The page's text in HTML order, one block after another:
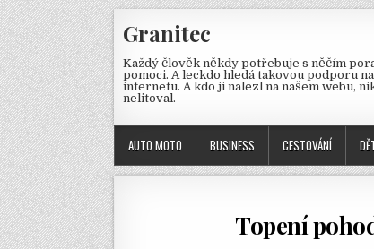
Skip
to
content
Granitec
Každý člověk někdy potřebuje s něčím
pomoci. A leckdo hledá takovou podporu na
internetu. A kdo ji nalezl na našem webu,
nelitoval.
AUTO MOTO BUSINESS CESTOVÁNÍ
Topení